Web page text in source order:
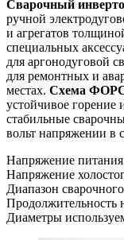
Сварочный
ручной
и агрегатов
специальных
для аргонодуговой
для ремонтных и
местах. Схема
устойчивое горение
стабильные
вольт напряжении в
Напряжение
Напряжение
Диапазон
Продолжительность
Диаметры